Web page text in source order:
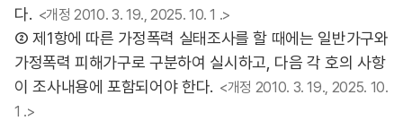
다. <개정 2010. 3. 19., 2025. 10. 1 .>
② 제1항에 따른 가정폭력 실태조사를 할 때에는 일반가구와
가정폭력 피해가구로 구분하여 실시하고, 다음 각 호의 사항
이 조사내용에 포함되어야 한다. <개정 2010. 3. 19., 2025. 10.
1 .>